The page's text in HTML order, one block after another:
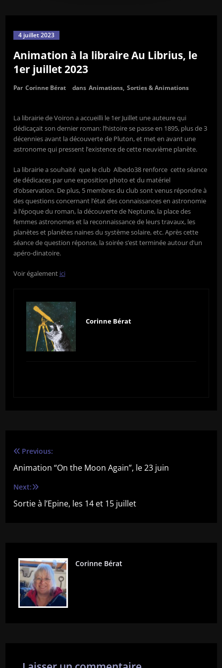
4 juillet 2023
Animation à la libraire Au Librius, le
1er juillet 2023
Par Corinne Bérat dans Animations, Sorties & Animations
La librairie de Voiron a accueilli le 1er Juillet une auteure qui
dédicaçait son dernier roman: l’histoire se passe en 1895, plus de 3
décennies avant la découverte de Pluton, et met en avant une
astronome qui pressent l’existence de cette neuvième planète.
La librairie a souhaité que le club Albedo38 renforce cette séance
de dédicaces par une exposition photo et du matériel
d’observation. De plus, 5 membres du club sont venus répondre à
des questions concernant l’état des connaissances en astronomie
à l’époque du roman, la découverte de Neptune, la place des
femmes astronomes et la reconnaissance de leurs travaux, les
planètes et planètes naines du système solaire, etc. Après cette
séance de question réponse, la soirée s’est terminée autour d’un
apéro-dinatoire.
Voir également ici
Corinne Bérat
Navigation
de
l’article
Previous:
Animation “On the Moon Again”, le 23 juin
Next:
Sortie à l’Epine, les 14 et 15 juillet
Corinne Bérat